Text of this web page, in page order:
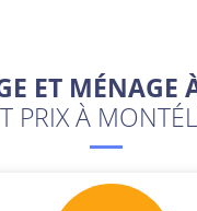
ET MÉNAGE
PRIX À